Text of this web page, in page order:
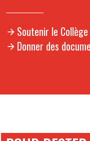
Soutenir le
Donner des